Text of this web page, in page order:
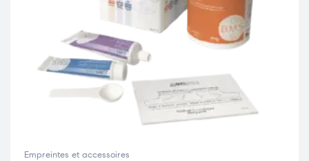
Empreintes et accessoires